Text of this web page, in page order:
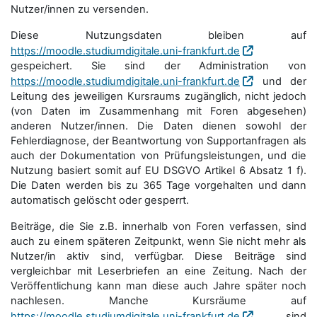
Nutzer/innen zu versenden.
Diese Nutzungsdaten bleiben auf
https://moodle.studiumdigitale.uni-frankfurt.de
gespeichert. Sie sind der Administration von
https://moodle.studiumdigitale.uni-frankfurt.de
und der
Leitung des jeweiligen Kursraums zugänglich, nicht jedoch
(von Daten im Zusammenhang mit Foren abgesehen)
anderen Nutzer/innen. Die Daten dienen sowohl der
Fehlerdiagnose, der Beantwortung von Supportanfragen als
auch der Dokumentation von Prüfungsleistungen, und die
Nutzung basiert somit auf EU DSGVO Artikel 6 Absatz 1 f).
Die Daten werden bis zu 365 Tage vorgehalten und dann
automatisch gelöscht oder gesperrt.
Beiträge, die Sie z.B. innerhalb von Foren verfassen, sind
auch zu einem späteren Zeitpunkt, wenn Sie nicht mehr als
Nutzer/in aktiv sind, verfügbar. Diese Beiträge sind
vergleichbar mit Leserbriefen an eine Zeitung. Nach der
Veröffentlichung kann man diese auch Jahre später noch
nachlesen. Manche Kursräume auf